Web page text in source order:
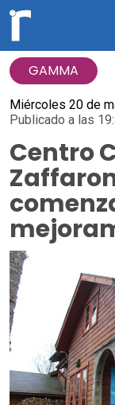
GAMMA
Miércoles 20 de
Publicado a las
Centro